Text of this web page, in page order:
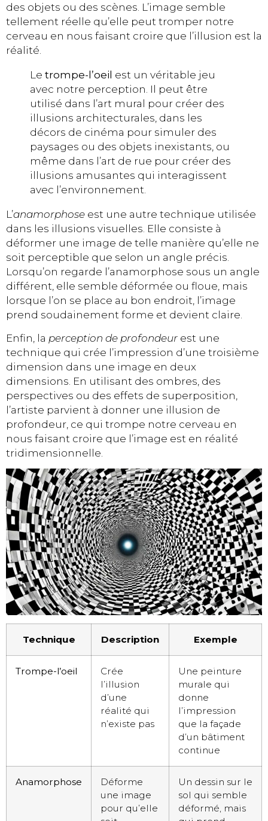
des objets ou des scènes. L’image semble
tellement réelle qu’elle peut tromper notre
cerveau en nous faisant croire que l’illusion est la
réalité.
Le trompe-l’oeil est un véritable jeu
avec notre perception. Il peut être
utilisé dans l’art mural pour créer des
illusions architecturales, dans les
décors de cinéma pour simuler des
paysages ou des objets inexistants, ou
même dans l’art de rue pour créer des
illusions amusantes qui interagissent
avec l’environnement.
L’anamorphose est une autre technique utilisée
dans les illusions visuelles. Elle consiste à
déformer une image de telle manière qu’elle ne
soit perceptible que selon un angle précis.
Lorsqu’on regarde l’anamorphose sous un angle
différent, elle semble déformée ou floue, mais
lorsque l’on se place au bon endroit, l’image
prend soudainement forme et devient claire.
Enfin, la perception de profondeur est une
technique qui crée l’impression d’une troisième
dimension dans une image en deux
dimensions. En utilisant des ombres, des
perspectives ou des effets de superposition,
l’artiste parvient à donner une illusion de
profondeur, ce qui trompe notre cerveau en
nous faisant croire que l’image est en réalité
tridimensionnelle.
Technique Description Exemple
Trompe-l’oeil
Crée
l’illusion
d’une
réalité qui
n’existe pas
Une peinture
murale qui
donne
l’impression
que la façade
d’un bâtiment
continue
Anamorphose
Déforme
une image
pour qu’elle
Un dessin sur le
sol qui semble
déformé, mais